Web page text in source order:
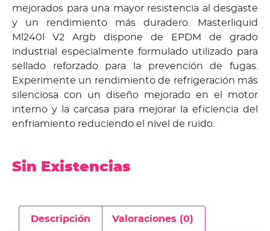
mejorados para una mayor resistencia al desgaste
y un rendimiento más duradero. Masterliquid
Ml240l V2 Argb dispone de EPDM de grado
industrial especialmente formulado utilizado para
sellado reforzado para la prevención de fugas.
Experimente un rendimiento de refrigeración más
silenciosa con un diseño mejorado en el motor
interno y la carcasa para mejorar la eficiencia del
enfriamiento reduciendo el nivel de ruido.
Sin Existencias
Descripción Valoraciones (0)